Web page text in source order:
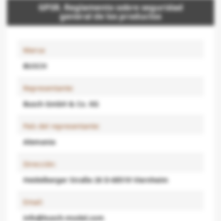
GPSR. Reglamento sobre seguridad
general de los productos
Marca:
BUSCH
Representante:
Busch GmbH & Co. KG
País del representante:
Alemania
Dirección:
Heidelberger Straße 26 D-68519 Viernheim
Email:
info@busch-model.com